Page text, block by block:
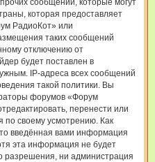
сообщений, которые могут
которая предоставляет
РадиоКот» или
таких сообщений
отключению от
будет поставлен в
IP-адреса всех сообщений
такой политики. Вы
форумов «Форум
перенести или
по своему усмотрению. Как
введённая вами информация
эта информация не будет
разрешения, ни администрация